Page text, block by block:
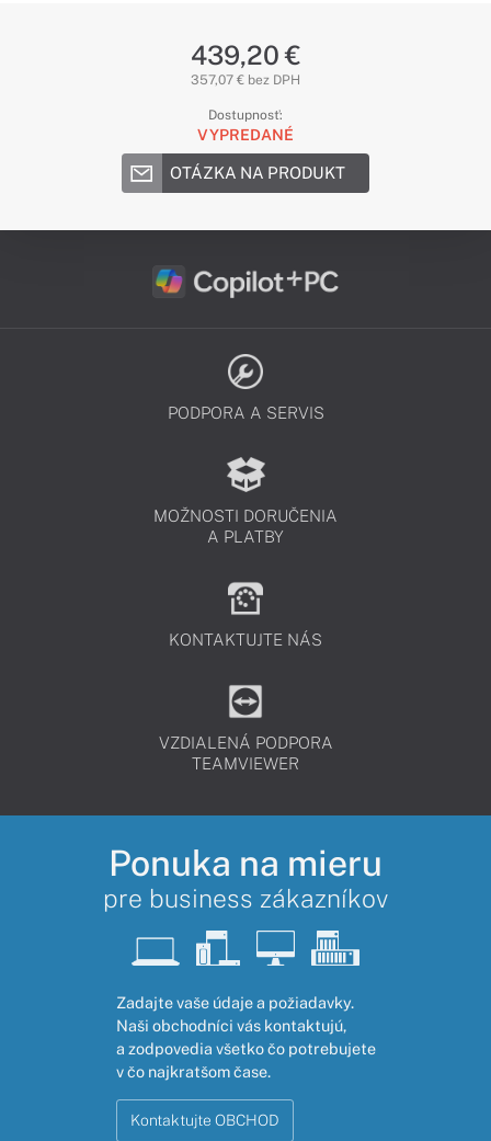
439,20 €
357,07 € bez DPH
Dostupnosť:
VYPREDANÉ
OTÁZKA NA PRODUKT
PODPORA A SERVIS
MOŽNOSTI DORUČENIA
A PLATBY
KONTAKTUJTE NÁS
VZDIALENÁ PODPORA
TEAMVIEWER
Ponuka na mieru
pre business zákazníkov
Zadajte vaše údaje a požiadavky.
Naši obchodníci vás kontaktujú,
a zodpovedia všetko čo potrebujete
v čo najkratšom čase.
Kontaktujte OBCHOD